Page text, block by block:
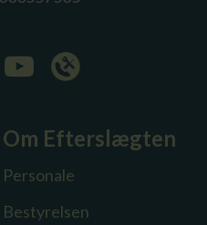
Om Efterslægten
Personale
Bestyrelsen